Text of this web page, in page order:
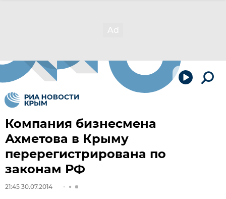
Компания бизнесмена
Ахметова в Крыму
перерегистрирована по
законам РФ
21:45 30.07.2014